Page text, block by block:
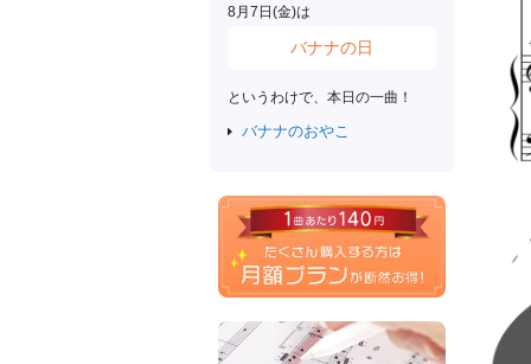
8月 7 日(金)は
バナナの日
というわけで、本日の一曲！
バナナのおやこ